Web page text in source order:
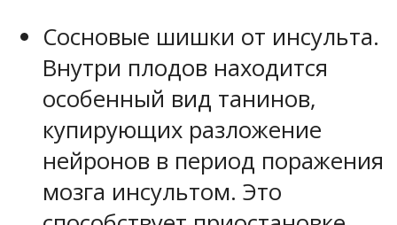
Сосновые шишки от инсульта.
Внутри плодов находится
особенный вид танинов,
купирующих разложение
нейронов в период поражения
мозга инсультом. Это